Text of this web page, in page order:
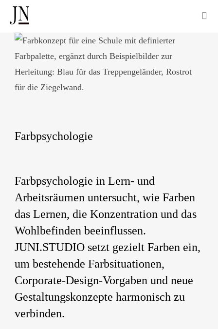
Farbpsychologie
Farbpsychologie in Lern- und
Arbeitsräumen untersucht, wie Farben
das Lernen, die Konzentration und das
Wohlbefinden beeinflussen.
JUNI.STUDIO setzt gezielt Farben ein,
um bestehende Farbsituationen,
Corporate-Design-Vorgaben und neue
Gestaltungskonzepte harmonisch zu
verbinden.